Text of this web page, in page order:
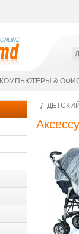
КОМПЬЮТЕРЫ &